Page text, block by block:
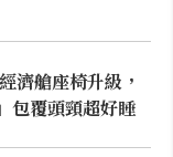
濟艙座椅升級，
包覆頭頸超好睡